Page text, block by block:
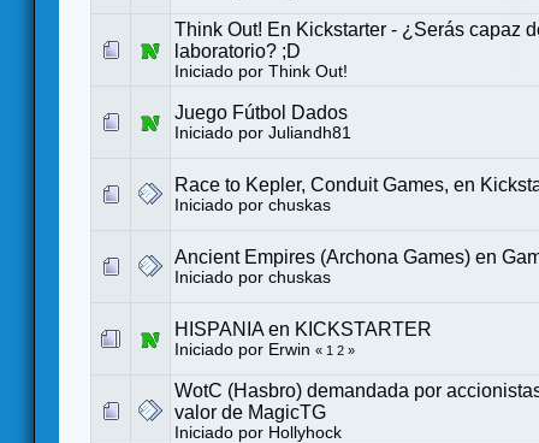
Think Out! En Kickstarter - ¿Serás capaz
laboratorio? ;D
Iniciado por Think Out!
Juego Fútbol Dados
Iniciado por Juliandh81
Race to Kepler, Conduit Games, en
Iniciado por chuskas
Ancient Empires (Archona Games) en
Iniciado por chuskas
HISPANIA en KICKSTARTER
Iniciado por Erwin « 1 2 »
WotC (Hasbro) demandada por
valor de MagicTG
Iniciado por Hollyhock